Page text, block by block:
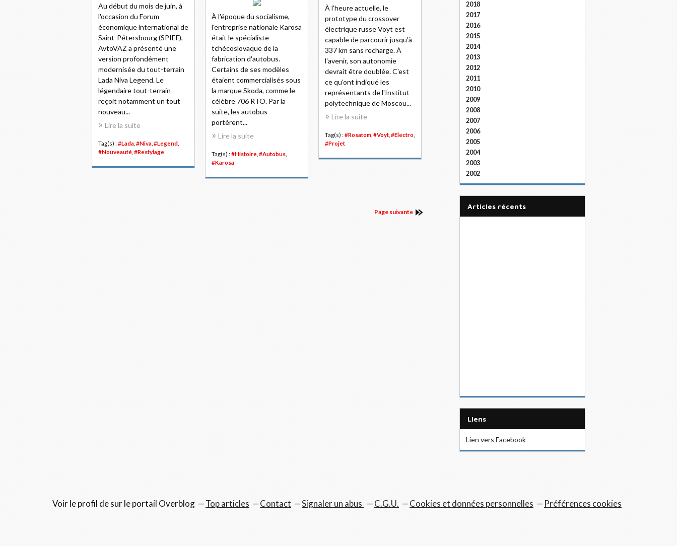
Au début du mois de juin, à
l'occasion du Forum
économique international de
Saint-Pétersbourg (SPIEF),
AvtoVAZ a présenté une
version profondément
modernisée du tout-terrain
Lada Niva Legend. Le
légendaire tout-terrain
reçoit notamment un tout
nouveau...
Lire la suite
Tag(s) : #Lada #Niva #Legend
#Nouveauté #Restylage
À l'heure actuelle, le
prototype du crossover
électrique russe Voyt est
capable de parcourir jusqu'à
337 km sans recharge. À
l'avenir, son autonomie
devrait être doublée. C'est
ce qu'ont indiqué les
représentants de l'Institut
polytechnique de Moscou...
Lire la suite
Tag(s) : #Rosatom #Voyt #Electro
#Projet
À l'époque du socialisme,
l'entreprise nationale Karosa
était le spécialiste
tchécoslovaque de la
fabrication d'autobus.
Certains de ses modèles
étaient commercialisés sous
la marque Skoda, comme le
célèbre 706 RTO. Par la
suite, les autobus
portèrent...
Lire la suite
Tag(s) : #Histoire #Autobus
#Karosa
Page suivante
2018
2017
2016
2015
2014
2013
2012
2011
2010
2009
2008
2007
2006
2005
2004
2003
2002
articles récents
Liens
Lien vers Facebook
Voir le profil desur le portail Overblog Top articles Contact Signaler un abus C.G.U. Cookies et données personnelles Préférences cookies